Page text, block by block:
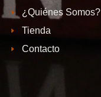
¿Quiénes Somos?
Tienda
Contacto